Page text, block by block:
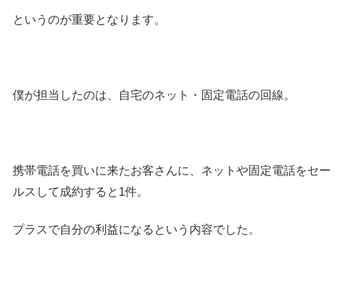
というのが重要となります。
僕が担当したのは、自宅のネット・固定電話の回線。
携帯電話を買いに来たお客さんに、ネットや固定電話をセー
ルスして成約すると1件。
プラスで自分の利益になるという内容でした。